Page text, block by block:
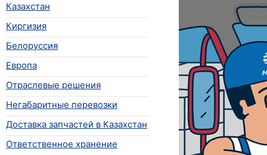
Казахстан
Киргизия
Белоруссия
Европа
Отраслевые решения
Негабаритные перевозки
Доставка запчастей в Казахстан
Ответственное хранение